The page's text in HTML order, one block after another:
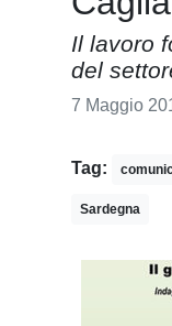
Il lavoro
del
7 Maggio
Tag:
Sardegna